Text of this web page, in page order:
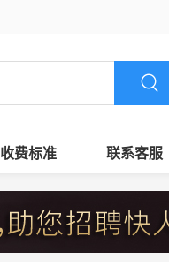
收费标准 联系客服